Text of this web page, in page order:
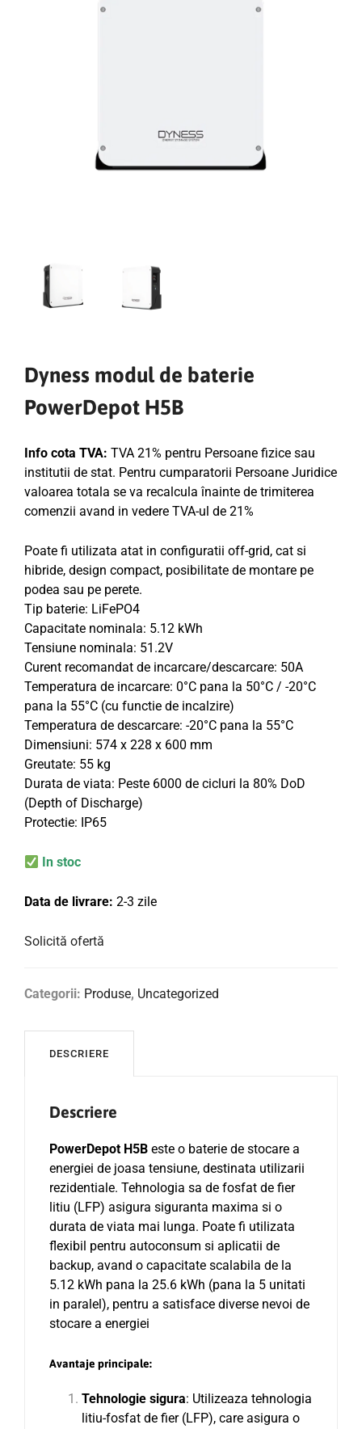
Dyness modul de baterie
PowerDepot H5B
Info cota TVA: TVA 21% pentru Persoane fizice sau
institutii de stat. Pentru cumparatorii Persoane Juridice
valoarea totala se va recalcula înainte de trimiterea
comenzii avand in vedere TVA-ul de 21%
Poate fi utilizata atat in configuratii off-grid, cat si
hibride, design compact, posibilitate de montare pe
podea sau pe perete.
Tip baterie: LiFePO4
Capacitate nominala: 5.12 kWh
Tensiune nominala: 51.2V
Curent recomandat de incarcare/descarcare: 50A
Temperatura de incarcare: 0°C pana la 50°C / -20°C
pana la 55°C (cu functie de incalzire)
Temperatura de descarcare: -20°C pana la 55°C
Dimensiuni: 574 x 228 x 600 mm
Greutate: 55 kg
Durata de viata: Peste 6000 de cicluri la 80% DoD
(Depth of Discharge)
Protectie: IP65
In stoc
Data de livrare: 2-3 zile
Solicită ofertă
Categorii: Produse, Uncategorized
DESCRIERE
Descriere
PowerDepot H5B este o baterie de stocare a
energiei de joasa tensiune, destinata utilizarii
rezidentiale. Tehnologia sa de fosfat de fier
litiu (LFP) asigura siguranta maxima si o
durata de viata mai lunga. Poate fi utilizata
flexibil pentru autoconsum si aplicatii de
backup, avand o capacitate scalabila de la
5.12 kWh pana la 25.6 kWh (pana la 5 unitati
in paralel), pentru a satisface diverse nevoi de
stocare a energiei
Avantaje principale:
Tehnologie sigura: Utilizeaza tehnologia
litiu-fosfat de fier (LFP), care asigura o